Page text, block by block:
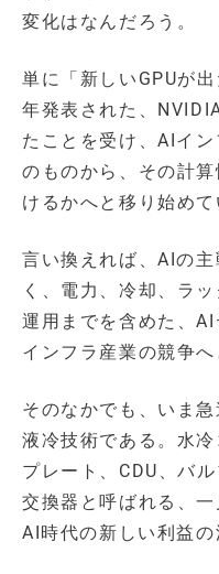
変化はなんだろう。
単に「新しいGPUが
年発表された、
たことを受け、AIイ
のものから、その計
けるかへと移り始めて
言い換えれば、AIの
く、電力、冷却、ラ
運用までを含めた、
インフラ産業の競争へ
そのなかでも、いま
液冷技術である。水
プレート、CDU、バ
交換器と呼ばれる、一
AI時代の新しい利益の